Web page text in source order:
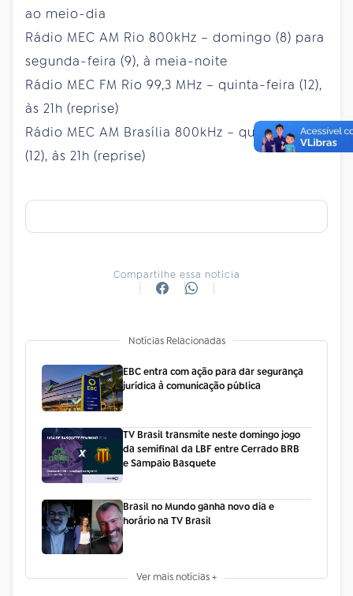
ao meio-dia
Rádio MEC AM Rio 800kHz – domingo (8) para
segunda-feira (9), à meia-noite
Rádio MEC FM Rio 99,3 MHz – quinta-feira (12),
às 21h (reprise)
Rádio MEC AM Brasília 800kHz – quinta-feira
(12), às 21h (reprise)
Compartilhe essa notícia
Notícias Relacionadas
EBC entra com ação para dar segurança
jurídica à comunicação pública
TV Brasil transmite neste domingo jogo
da semifinal da LBF entre Cerrado BRB
e Sampaio Basquete
Brasil no Mundo ganha novo dia e
horário na TV Brasil
Ver mais notícias +